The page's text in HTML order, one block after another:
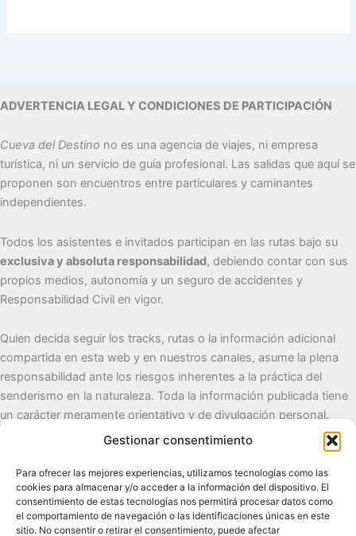
Gestionar consentimiento
Para ofrecer las mejores experiencias, utilizamos tecnologías como las
cookies para almacenar y/o acceder a la información del dispositivo. El
consentimiento de estas tecnologías nos permitirá procesar datos como
el comportamiento de navegación o las identificaciones únicas en este
sitio. No consentir o retirar el consentimiento, puede afectar
ADVERTENCIA LEGAL Y CONDICIONES DE PARTICIPACIÓN
Cueva del Destino no es una agencia de viajes, ni empresa
turística, ni un servicio de guía profesional. Las salidas que aquí se
proponen son encuentros entre particulares y caminantes
independientes.
Todos los asistentes e invitados participan en las rutas bajo su
exclusiva y absoluta responsabilidad, debiendo contar con sus
propios medios, autonomía y un seguro de accidentes y
Responsabilidad Civil en vigor.
Quien decida seguir los tracks, rutas o la información adicional
compartida en esta web y en nuestros canales, asume la plena
responsabilidad ante los riesgos inherentes a la práctica del
senderismo en la naturaleza. Toda la información publicada tiene
un carácter meramente orientativo y de divulgación personal.
Senderismo de autor, naturaleza y pueblos con alma.